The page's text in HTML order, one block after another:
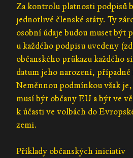
Za kontrolu platnosti podpisů
jednotlivé členské státy. Ty
osobní údaje budou muset
u každého podpisu uvedeny
občanského průkazu každého
datum jeho narození, případně
Neměnnou podmínkou však
musí být občany EU a být ve
k účasti ve volbách do
zemi.
Příklady občanských iniciativ